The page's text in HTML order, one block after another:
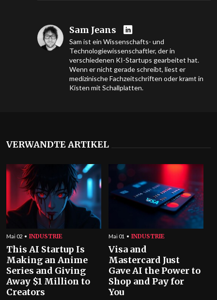
Sam Jeans
Sam ist ein Wissenschafts- und
Technologiewissenschaftler, der in
verschiedenen KI-Startups gearbeitet hat.
Wenn er nicht gerade schreibt, liest er
medizinische Fachzeitschriften oder kramt in
Kisten mit Schallplatten.
VERWANDTE ARTIKEL
Mai 02 INDUSTRIE
This AI Startup Is
Making an Anime
Series and Giving
Away $1 Million to
Creators
Mai 01 INDUSTRIE
Visa and
Mastercard Just
Gave AI the Power to
Shop and Pay for
You